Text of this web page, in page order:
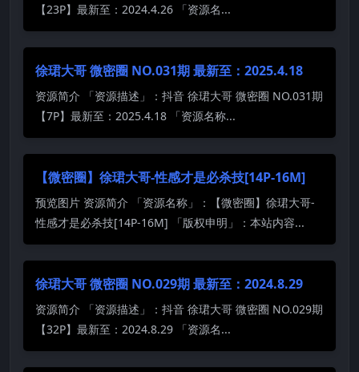
【23P】最新至：2024.4.26 「资源名...
徐珺大哥 微密圈 NO.031期 最新至：2025.4.18
资源简介 「资源描述」：抖音 徐珺大哥 微密圈 NO.031期
【7P】最新至：2025.4.18 「资源名称...
【微密圈】徐珺大哥-性感才是必杀技[14P-16M]
预览图片 资源简介 「资源名称」：【微密圈】徐珺大哥-
性感才是必杀技[14P-16M] 「版权申明」：本站内容...
徐珺大哥 微密圈 NO.029期 最新至：2024.8.29
资源简介 「资源描述」：抖音 徐珺大哥 微密圈 NO.029期
【32P】最新至：2024.8.29 「资源名...